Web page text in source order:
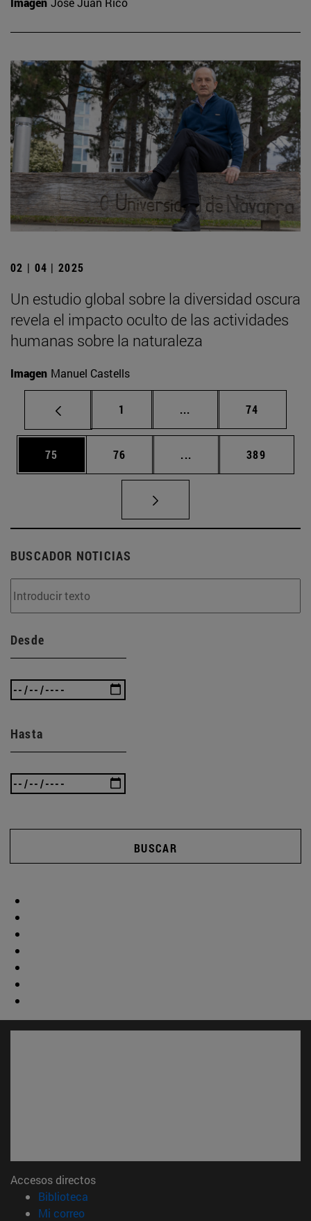
02 | 04 | 2025
Un estudio global sobre la diversidad oscura
revela el impacto oculto de las actividades
humanas sobre la naturaleza
Imagen Manuel Castells
Página
1 ... Páginas intermedias
Página
74
Página
75 Página
76 ... Páginas intermedias
Página
389
BUSCADOR NOTICIAS
Desde
Hasta
BUSCAR
Accesos directos
Biblioteca
Mi correo(abre en nueva ventana)